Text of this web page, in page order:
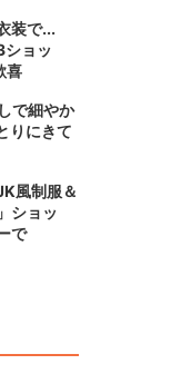
装で...
ショッ
喜
で細やか
りにきて
風制服＆
ショッ
で